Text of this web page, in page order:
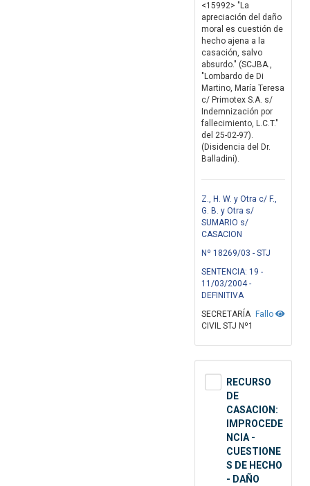
<15992> "La
apreciación del daño
moral es cuestión de
hecho ajena a la
casación, salvo
absurdo." (SCJBA.,
"Lombardo de Di
Martino, María Teresa
c/ Primotex S.A. s/
Indemnización por
fallecimiento, L.C.T."
del 25-02-97).
(Disidencia del Dr.
Balladini).
Z., H. W. y Otra c/ F.,
G. B. y Otra s/
SUMARIO s/
CASACION
Nº 18269/03 - STJ
SENTENCIA: 19 -
11/03/2004 -
DEFINITIVA
Fallo
SECRETARÍA
CIVIL STJ Nº1
RECURSO
DE
CASACION:
IMPROCEDE
NCIA -
CUESTIONE
S DE HECHO
- DAÑO